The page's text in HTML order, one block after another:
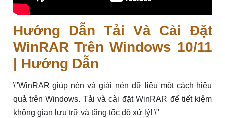
Hướng Dẫn Tải Và Cài Đặt
WinRAR Trên Windows 10/11
| Hướng Dẫn
\"WinRAR giúp nén và giải nén dữ liệu một cách hiệu
quả trên Windows. Tải và cài đặt WinRAR để tiết kiệm
không gian lưu trữ và tăng tốc độ xử lý! \"